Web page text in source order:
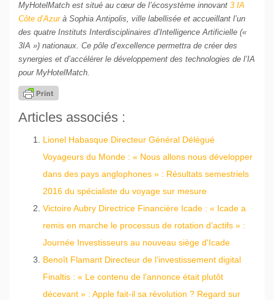
MyHotelMatch est situé au cœur de l’écosystème innovant 3 IA
Côte d’Azurà Sophia Antipolis, ville labellisée et accueillant l’un
des quatre Instituts Interdisciplinaires d’Intelligence Artificielle («
3IA ») nationaux. Ce pôle d’excellence permettra de créer des
synergies et d’accélérer le développement des technologies de l’IA
pour MyHotelMatch.
Articles associés :
Lionel Habasque Directeur Général Délégué
Voyageurs du Monde : « Nous allons nous développer
dans des pays anglophones » : Résultats semestriels
2016 du spécialiste du voyage sur mesure
Victoire Aubry Directrice Financière Icade : « Icade a
remis en marche le processus de rotation d’actifs » :
Journée Investisseurs au nouveau siège d'Icade
Benoît Flamant Directeur de l’investissement digital
Finaltis : « Le contenu de l’annonce était plutôt
décevant » : Apple fait-il sa révolution ? Regard sur